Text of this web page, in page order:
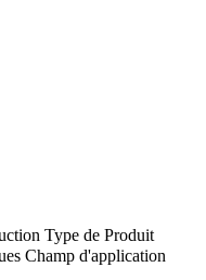
Type de Produit
Champ d'application